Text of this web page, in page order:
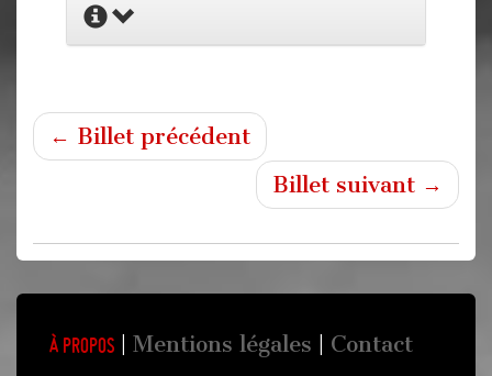
← Billet précédent
Billet suivant →
À propos Mentions légales Contact